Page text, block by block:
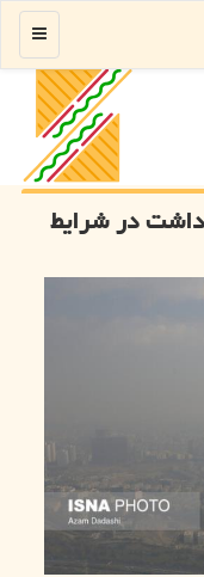
منو
در شرایط